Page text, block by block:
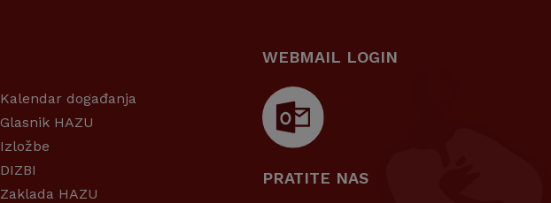
Kalendar događanja
Glasnik HAZU
Izložbe
DIZBI
Zaklada HAZU
WEBMAIL LOGIN
PRATITE NAS